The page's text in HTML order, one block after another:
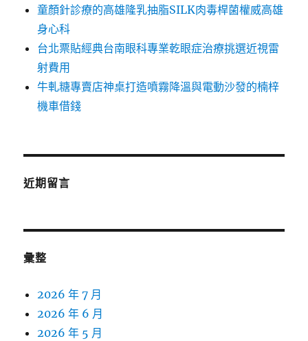
童顏針診療的高雄隆乳抽脂SILK肉毒桿菌權威高雄
身心科
台北票貼經典台南眼科專業乾眼症治療挑選近視雷
射費用
牛軋糖專賣店神桌打造噴霧降溫與電動沙發的楠梓
機車借錢
近期留言
彙整
2026 年 7 月
2026 年 6 月
2026 年 5 月